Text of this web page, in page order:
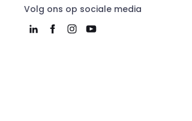
Volg ons op sociale media